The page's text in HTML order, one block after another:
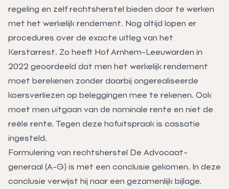
regeling en zelf rechtsherstel bieden door te werken
met het werkelijk rendement. Nog altijd lopen er
procedures over de exacte uitleg van het
Kerstarrest. Zo heeft Hof Arnhem-Leeuwarden in
2022 geoordeeld dat men het werkelijk rendement
moet berekenen zonder daarbij ongerealiseerde
koersverliezen op beleggingen mee te rekenen. Ook
moet men uitgaan van de nominale rente en niet de
reële rente. Tegen deze hofuitspraak is cassatie
ingesteld.
Formulering van rechtsherstel De Advocaat-
generaal (A-G) is met een conclusie gekomen. In deze
conclusie verwijst hij naar een gezamenlijk bijlage.